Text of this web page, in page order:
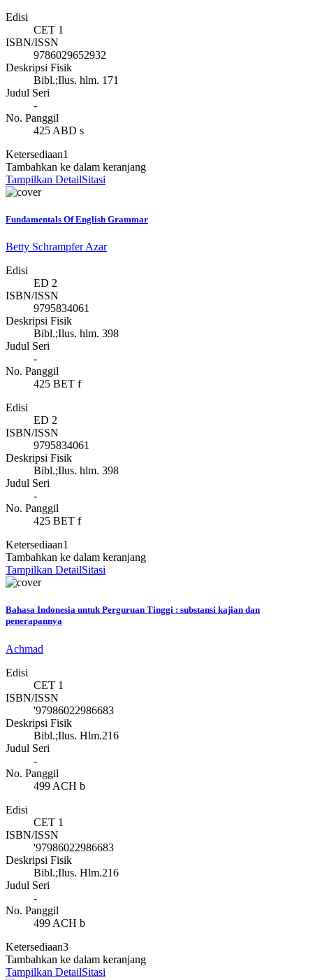
Edisi
CET 1
ISBN/ISSN
9786029652932
Deskripsi Fisik
Bibl.;Ilus. hlm. 171
Judul Seri
-
No. Panggil
425 ABD s
Ketersediaan1
Tambahkan ke dalam keranjang
Tampilkan DetailSitasi
Fundamentals Of English Grammar
Betty Schrampfer Azar
Edisi
ED 2
ISBN/ISSN
9795834061
Deskripsi Fisik
Bibl.;Ilus. hlm. 398
Judul Seri
-
No. Panggil
425 BET f
Edisi
ED 2
ISBN/ISSN
9795834061
Deskripsi Fisik
Bibl.;Ilus. hlm. 398
Judul Seri
-
No. Panggil
425 BET f
Ketersediaan1
Tambahkan ke dalam keranjang
Tampilkan DetailSitasi
Bahasa Indonesia untuk Perguruan Tinggi : substansi kajian dan
penerapannya
Achmad
Edisi
CET 1
ISBN/ISSN
'97986022986683
Deskripsi Fisik
Bibl.;Ilus. Hlm.216
Judul Seri
-
No. Panggil
499 ACH b
Edisi
CET 1
ISBN/ISSN
'97986022986683
Deskripsi Fisik
Bibl.;Ilus. Hlm.216
Judul Seri
-
No. Panggil
499 ACH b
Ketersediaan3
Tambahkan ke dalam keranjang
Tampilkan DetailSitasi